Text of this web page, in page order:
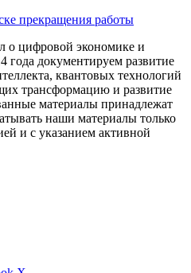
прекращения работы
о цифровой экономике и
года документируем развитие
квантовых технологий
трансформацию и развитие
материалы принадлежат
наши материалы только
и с указанием активной